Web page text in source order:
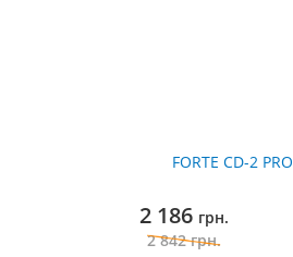
FORTE CD-2 PRO
2 186 грн.
2 842грн.